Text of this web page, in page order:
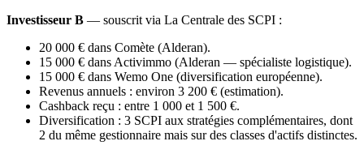
Investisseur B — souscrit via La Centrale des SCPI :
20 000 € dans Comète (Alderan).
15 000 € dans Activimmo (Alderan — spécialiste logistique).
15 000 € dans Wemo One (diversification européenne).
Revenus annuels : environ 3 200 € (estimation).
Cashback reçu : entre 1 000 et 1 500 €.
Diversification : 3 SCPI aux stratégies complémentaires, dont
2 du même gestionnaire mais sur des classes d'actifs distinctes.